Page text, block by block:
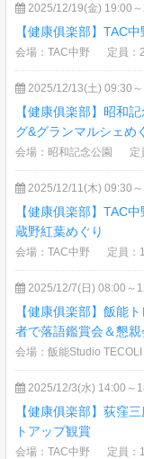
2025/12/19(金) 19:00
【健康俱楽部】TAC
会場：TAC中野 定員：
2025/12/13(土) 09:30
【健康俱楽部】昭和
グ&グランマルシェめ
会場：昭和記念公園 定
2025/12/11(木) 09:30
【健康俱楽部】TAC
蔵野紅葉めぐり
会場：TAC中野 定員：
2025/12/7(日) 08:00～
【健康俱楽部】飯能
者で落語鑑賞会＆懇親
会場：飯能Studio TECOLI
2025/12/3(水) 14:00～
【健康俱楽部】荻窪
トアップ観賞
会場：TAC中野 定員：